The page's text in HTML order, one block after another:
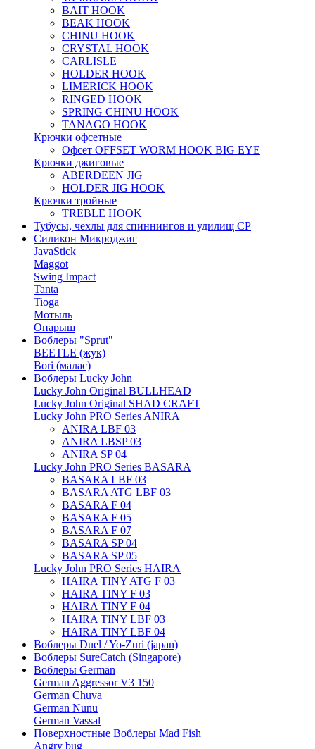
BAIT HOOK
BEAK HOOK
CHINU HOOK
CRYSTAL HOOK
CARLISLE
HOLDER HOOK
LIMERICK HOOK
RINGED HOOK
SPRING CHINU HOOK
TANAGO HOOK
Крючки офсетные
Офсет OFFSET WORM HOOK BIG EYE
Крючки джиговые
ABERDEEN JIG
HOLDER JIG HOOK
Крючки тройные
TREBLE HOOK
Тубусы, чехлы для спиннингов и удилищ СР
Силикон Микроджиг
JavaStick
Maggot
Swing Impact
Tanta
Tioga
Мотыль
Опарыш
Воблеры "Sprut"
BEETLE (жук)
Bori (малас)
Воблеры Lucky John
Lucky John Original BULLHEAD
Lucky John Original SHAD CRAFT
Lucky John PRO Series ANIRA
ANIRA LBF 03
ANIRA LBSP 03
ANIRA SP 04
Lucky John PRO Series BASARA
BASARA LBF 03
BASARA ATG LBF 03
BASARA F 04
BASARA F 05
BASARA F 07
BASARA SP 04
BASARA SP 05
Lucky John PRO Series HAIRA
HAIRA TINY ATG F 03
HAIRA TINY F 03
HAIRA TINY F 04
HAIRA TINY LBF 03
HAIRA TINY LBF 04
Воблеры Duel / Yo-Zuri (japan)
Воблеры SureCatch (Singapore)
Воблеры German
German Aggressor V3 150
German Chuva
German Nunu
German Vassal
Поверхностные Воблеры Mad Fish
Angry bug